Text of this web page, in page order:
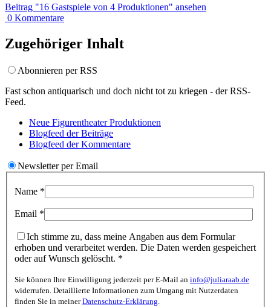
Beitrag "16 Gastspiele von 4 Produktionen" ansehen
0 Kommentare
Zugehöriger Inhalt
Abonnieren per RSS
Fast schon antiquarisch und doch nicht tot zu kriegen - der RSS-
Feed.
Neue FigurentheaterProduktionen
Blogfeed derBeiträge
Blogfeed derKommentare
Newsletter per Email
Name *
Email *
Ich stimme zu, dass meine Angaben aus dem Formular
erhoben und verarbeitet werden. Die Daten werden gespeichert
oder auf Wunsch gelöscht. *
Sie können Ihre Einwilligung jederzeit per E-Mail an info@juliaraab.de
widerrufen. Detaillierte Informationen zum Umgang mit Nutzerdaten
finden Sie in meinerDatenschutz-Erklärung.